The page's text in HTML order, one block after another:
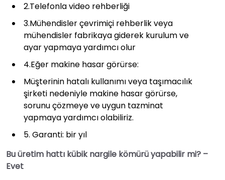
2.Telefonla video rehberliği
3.Mühendisler çevrimiçi rehberlik veya
mühendisler fabrikaya giderek kurulum ve
ayar yapmaya yardımcı olur
4.Eğer makine hasar görürse:
Müşterinin hatalı kullanımı veya taşımacılık
şirketi nedeniyle makine hasar görürse,
sorunu çözmeye ve uygun tazminat
yapmaya yardımcı olabiliriz.
5. Garanti: bir yıl
Bu üretim hattı kübik nargile kömürü yapabilir mi? –
Evet